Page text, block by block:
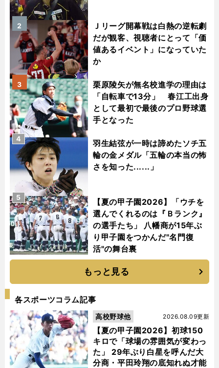
Ｊリーグ開幕戦は白熱の逆転劇
だが観客、視聴者にとって「価
値あるイベント」になっていた
か
2
栗原陵矢が無名校進学の理由は
「自転車で13分」 春江工出身
として最初で最後のプロ野球選
手となった
3
羽生結弦が一時は諦めたソチ五
輪の金メダル「五輪の本当の怖
さを知った......」
4
【夏の甲子園2026】「ウチを
選んでくれるのは『Ｂランク』
の選手たち」 八幡商が15年ぶ
り甲子園をつかんだ"名門復
活"の舞台裏
5
もっと見る
各スポーツコラム記事
【夏の甲子園2026】初球150
キロで「球場の雰囲気が変わっ
た」 29年ぶり白星を呼んだ大
分商・平田玲翔の底知れぬ才能
2026.08.09更新
高校野球他